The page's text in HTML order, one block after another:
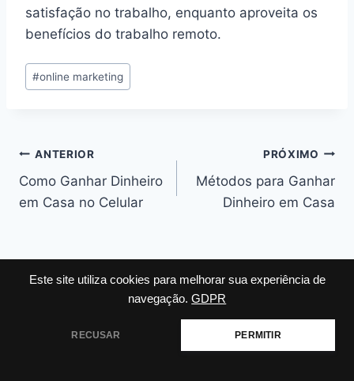
Este site utiliza cookies para melhorar sua experiência de
navegação. GDPR
RECUSAR PERMITIR
satisfação no trabalho, enquanto aproveita os
benefícios do trabalho remoto.
Tags
do
#online marketing
Navegação
de
ANTERIOR
Como Ganhar Dinheiro
em Casa no Celular
PRÓXIMO
Métodos para Ganhar
Dinheiro em Casa
Deixe um comentário
O seu endereço de e-mail não será publicado.
obrigatórios são marcados com*